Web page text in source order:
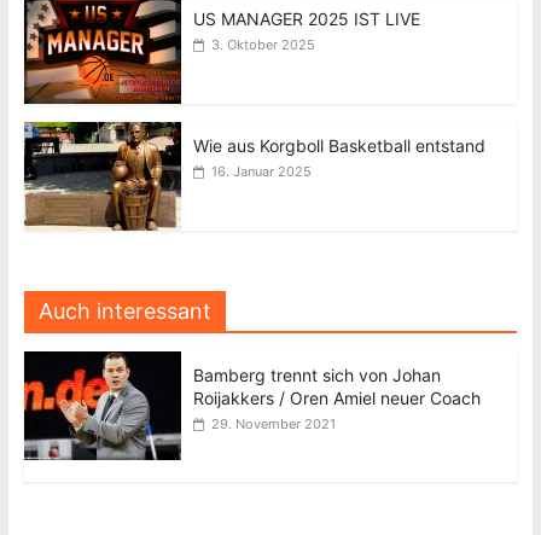
US MANAGER 2025 IST LIVE
3. Oktober 2025
Wie aus Korgboll Basketball entstand
16. Januar 2025
Auch interessant
Bamberg trennt sich von Johan
Roijakkers / Oren Amiel neuer Coach
29. November 2021